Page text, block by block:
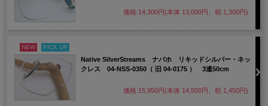
価格:14,300円(本体 13,000円、税 1,300円)
NEW PICK UP
Native SilverStreams ナバホ リキッドシルバー・ネッ
クレス 04-NSS-0350（ 旧 04-0175 ） 3連50cm
価格:15,950円(本体 14,500円、税 1,450円)